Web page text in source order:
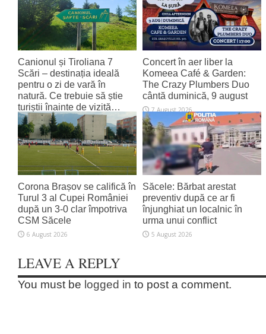
8 August 2026
Canionul și Tiroliana 7
Scări – destinația ideală
pentru o zi de vară în
natură. Ce trebuie să știe
turiștii înainte de vizită…
7 August 2026
Concert în aer liber la
Komeea Café & Garden:
The Crazy Plumbers Duo
cântă duminică, 9 august
7 August 2026
Corona Brașov se califică în
Turul 3 al Cupei României
după un 3-0 clar împotriva
CSM Săcele
6 August 2026
Săcele: Bărbat arestat
preventiv după ce ar fi
înjunghiat un localnic în
urma unui conflict
5 August 2026
LEAVE A REPLY
You must be logged in to post a comment.